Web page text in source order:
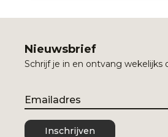
Nieuwsbrief
Schrijf je in en ontvang wekelijks
Email
Inschrijven